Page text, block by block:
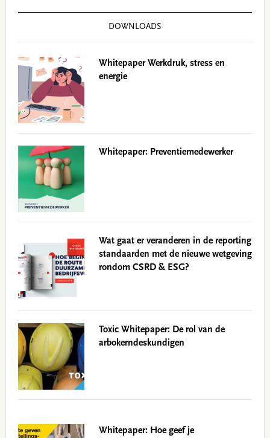
DOWNLOADS
Whitepaper Werkdruk, stress en
energie
Whitepaper: Preventiemedewerker
Wat gaat er veranderen in de reporting
standaarden met de nieuwe wetgeving
rondom CSRD & ESG?
Toxic Whitepaper: De rol van de
arbokerndeskundigen
Whitepaper: Hoe geef je